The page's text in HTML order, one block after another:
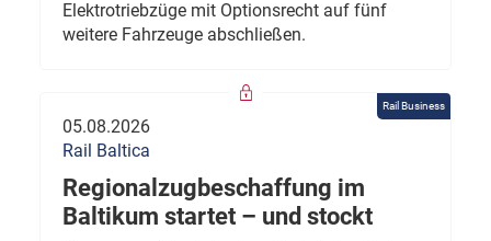
Elektrotriebzüge mit Optionsrecht auf fünf
weitere Fahrzeuge abschließen.
Rail Business
05.08.2026
Rail Baltica
Regionalzugbeschaffung im
Baltikum startet – und stockt